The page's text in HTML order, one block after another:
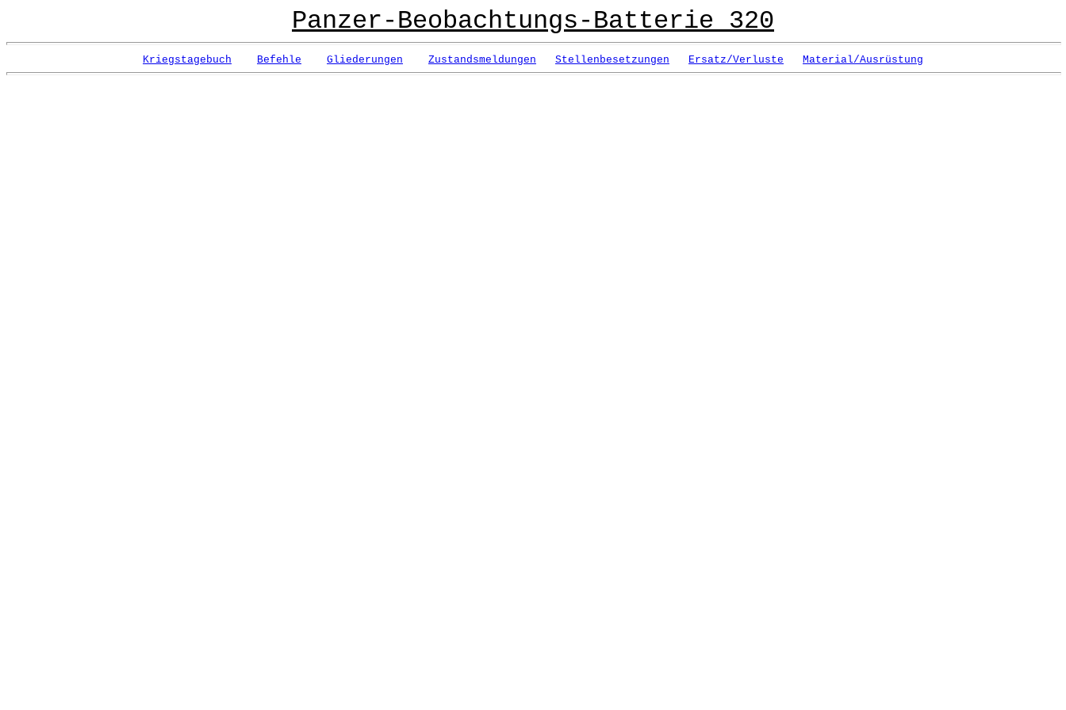
Panzer-Beobachtungs-Batterie 320
Kriegstagebuch Befehle Gliederungen Zustandsmeldungen Stellenbesetzungen Ersatz/Verluste Material/Ausrüstung